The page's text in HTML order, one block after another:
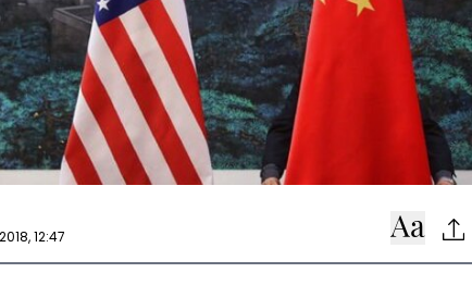
12:47